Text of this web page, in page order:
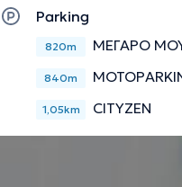
Parking
820m ΜΕΓΑΡΟ
840m
1,05km CITYZEN